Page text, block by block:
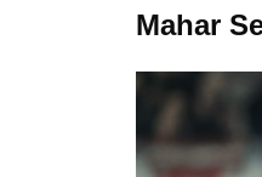
Mahar